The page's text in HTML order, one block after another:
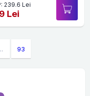
239.6 Lei
Lei
93